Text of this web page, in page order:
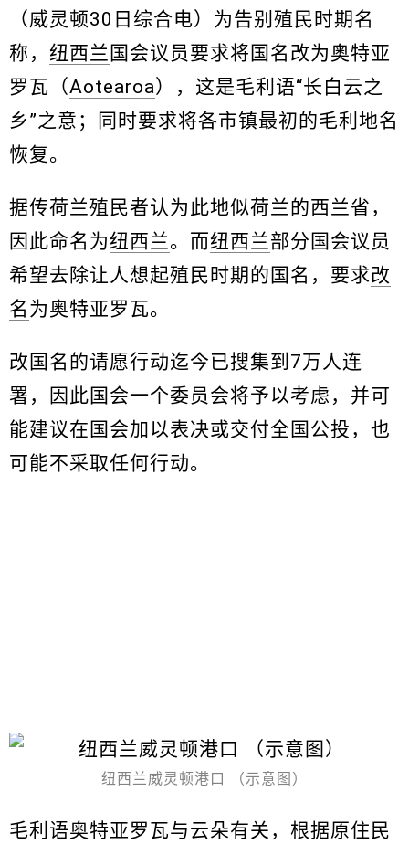
（威灵顿30日综合电）为告别殖民时期名
称， 纽西兰 国会议员要求将国名改为奥特亚
罗瓦（Aotearoa），这是毛利语“长白云之
乡”之意；同时要求将各市镇最初的毛利地名
恢复。
据传荷兰殖民者认为此地似荷兰的西兰省，
因此命名为纽西兰。而纽西兰部分国会议员
希望去除让人想起殖民时期的国名，要求改
名 为奥特亚罗瓦。
改国名的请愿行动迄今已搜集到7万人连
署，因此国会一个委员会将予以考虑，并可
能建议在国会加以表决或交付全国公投，也
可能不采取任何行动。
纽西兰威灵顿港口 （示意图）
毛利语奥特亚罗瓦与云朵有关，根据原住民